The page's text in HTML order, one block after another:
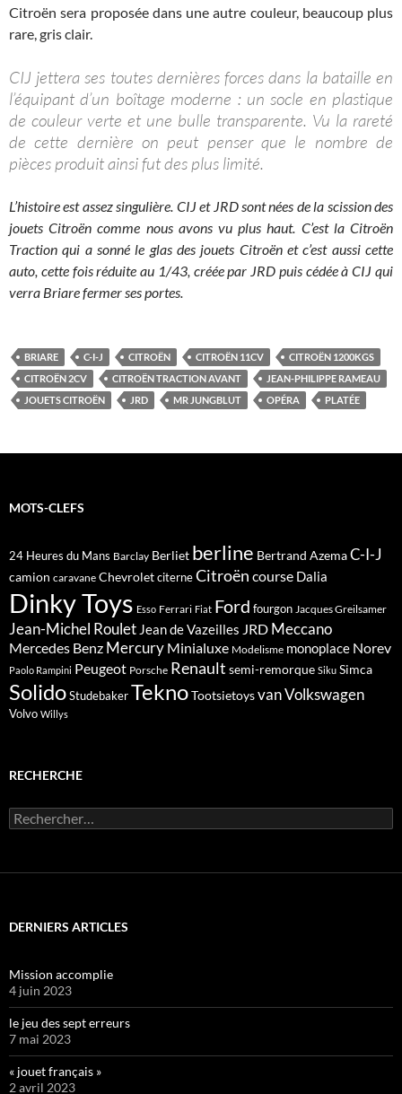
Citroën sera proposée dans une autre couleur, beaucoup plus
rare, gris clair.
CIJ jettera ses toutes dernières forces dans la bataille en
l’équipant d’un boîtage moderne : un socle en plastique
de couleur verte et une bulle transparente. Vu la rareté
de cette dernière on peut penser que le nombre de
pièces produit ainsi fut des plus limité.
L’histoire est assez singulière. CIJ et JRD sont nées de la scission des
jouets Citroën comme nous avons vu plus haut. C’est la Citroën
Traction qui a sonné le glas des jouets Citroën et c’est aussi cette
auto, cette fois réduite au 1/43, créée par JRD puis cédée à CIJ qui
verra Briare fermer ses portes.
BRIARE C-I-J CITROËN CITROËN 11CV
CITROËN 1200KGS
CITROËN 2CV
CITROËN TRACTION AVANT
JEAN-PHILIPPE RAMEAU
JOUETS CITROËN
JRD MR JUNGBLUT OPÉRA PLATÉE
MOTS-CLEFS
24 Heures du Mans Barclay Berliet berline Bertrand AzemaC-I-J
camion caravane ChevroletciterneCitroën course Dalia
Dinky Toys Esso Ferrari Fiat Ford fourgon Jacques Greilsamer
Jean-Michel Roulet Jean de Vazeilles JRD Meccano
Mercedes Benz Mercury Minialuxe Modelisme monoplace Norev
Paolo Rampini Peugeot Porsche Renault semi-remorque Siku Simca
SolidoStudebakerTeknoTootsietoysvanVolkswagen
Volvo Willys
RECHERCHE
Rechercher :
DERNIERS ARTICLES
Mission accomplie
4 juin 2023
le jeu des sept erreurs
7 mai 2023
« jouet français »
2 avril 2023